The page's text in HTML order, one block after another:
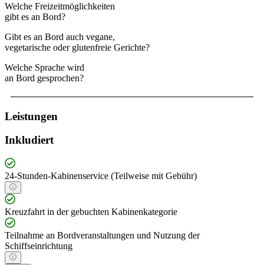
Welche Freizeitmöglichkeiten
gibt es an Bord?
Gibt es an Bord auch vegane,
vegetarische oder glutenfreie Gerichte?
Welche Sprache wird
an Bord gesprochen?
Leistungen
Inkludiert
24-Stunden-Kabinenservice (Teilweise mit Gebühr)
Kreuzfahrt in der gebuchten Kabinenkategorie
Teilnahme an Bordveranstaltungen und Nutzung der
Schiffseinrichtung